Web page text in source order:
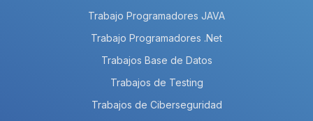
Trabajo Programadores JAVA
Trabajo Programadores .Net
Trabajos Base de Datos
Trabajos de Testing
Trabajos de Ciberseguridad